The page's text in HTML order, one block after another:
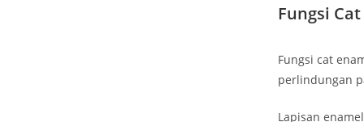
Fungsi
Fungsi cat
perlindungan
Lapisan